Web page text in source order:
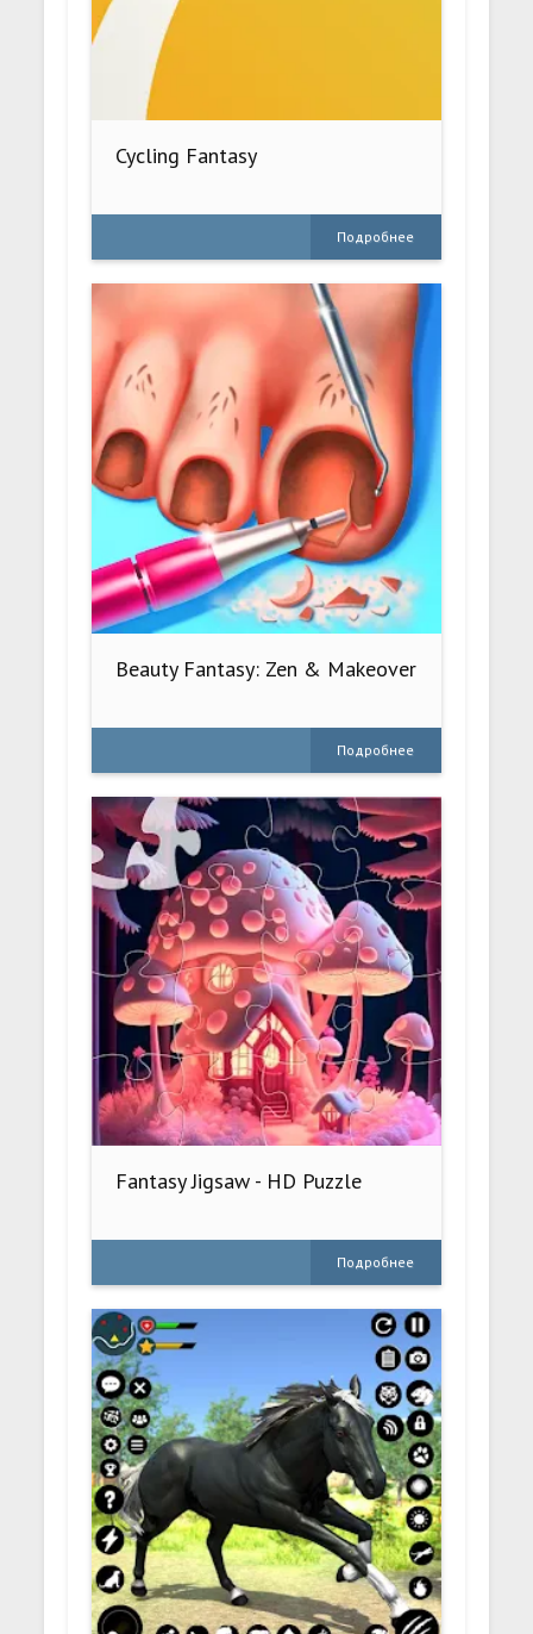
Cycling Fantasy
Подробнее
Beauty Fantasy: Zen & Makeover
Подробнее
Fantasy Jigsaw - HD Puzzle
Подробнее